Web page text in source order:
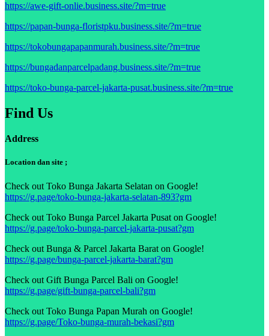
https://awe-gift-onlie.business.site/?m=true
https://papan-bunga-floristpku.business.site/?m=true
https://tokobungapapanmurah.business.site/?m=true
https://bungadanparcelpadang.business.site/?m=true
https://toko-bunga-parcel-jakarta-pusat.business.site/?m=true
Find Us
Address
Location dan site ;
Check out Toko Bunga Jakarta Selatan on Google!
https://g.page/toko-bunga-jakarta-selatan-893?gm
Check out Toko Bunga Parcel Jakarta Pusat on Google!
https://g.page/toko-bunga-parcel-jakarta-pusat?gm
Check out Bunga & Parcel Jakarta Barat on Google!
https://g.page/bunga-parcel-jakarta-barat?gm
Check out Gift Bunga Parcel Bali on Google!
https://g.page/gift-bunga-parcel-bali?gm
Check out Toko Bunga Papan Murah on Google!
https://g.page/Toko-bunga-murah-bekasi?gm